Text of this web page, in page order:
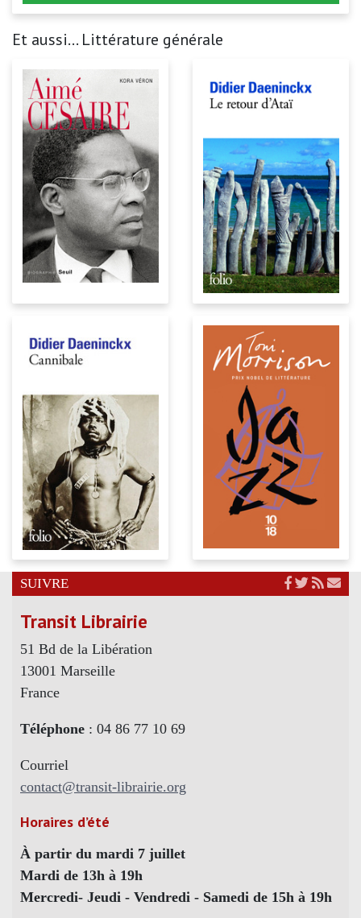
Et aussi... Littérature générale
SUIVRE
Transit Librairie
51 Bd de la Libération
13001 Marseille
France
Téléphone : 04 86 77 10 69
Courriel
contact@transit-librairie.org
Horaires d’été
À partir du mardi 7 juillet
Mardi de 13h à 19h
Mercredi- Jeudi - Vendredi - Samedi de 15h à 19h